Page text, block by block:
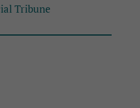
Tribune